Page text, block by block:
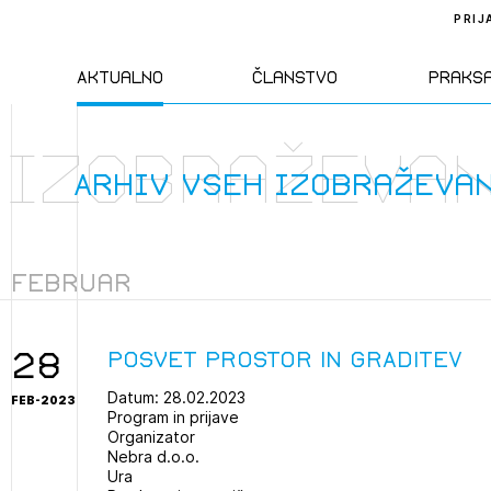
Aktualno Članstvo
Novice
Izobraževanja
Dogodki
Člani ZAPS
Arhiv vseh
Februar
28
FEB-2023
Posvet PROSTOR IN GRADITEV
Datum: 28.02.2023
Program in prijave
Organizator
Nebra d.o.o.
Ura